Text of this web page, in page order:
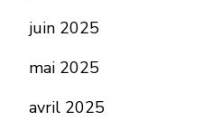
juin 2025
mai 2025
avril 2025